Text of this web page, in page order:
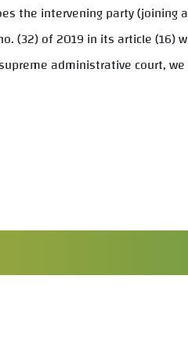
the intervening party
(32) of 2019 in its article
administrative court,